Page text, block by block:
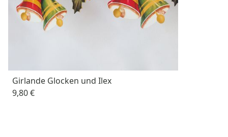
Girlande Glocken und Ilex
9,80 €